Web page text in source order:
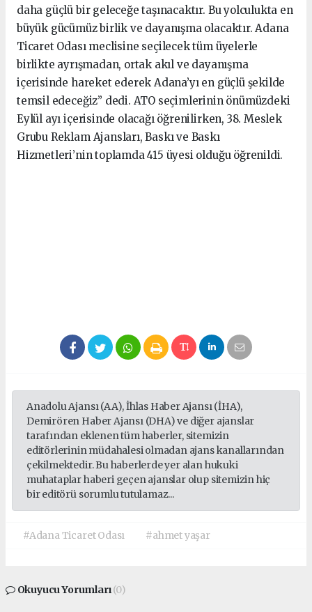
daha güçlü bir geleceğe taşınacaktır. Bu yolculukta en
büyük gücümüz birlik ve dayanışma olacaktır. Adana
Ticaret Odası meclisine seçilecek tüm üyelerle
birlikte ayrışmadan, ortak akıl ve dayanışma
içerisinde hareket ederek Adana’yı en güçlü şekilde
temsil edeceğiz” dedi. ATO seçimlerinin önümüzdeki
Eylül ayı içerisinde olacağı öğrenilirken, 38. Meslek
Grubu Reklam Ajansları, Baskı ve Baskı
Hizmetleri’nin toplamda 415 üyesi olduğu öğrenildi.
Anadolu Ajansı (AA), İhlas Haber Ajansı (İHA),
Demirören Haber Ajansı (DHA) ve diğer ajanslar
tarafından eklenen tüm haberler, sitemizin
editörlerinin müdahalesi olmadan ajans kanallarından
çekilmektedir. Bu haberlerde yer alan hukuki
muhataplar haberi geçen ajanslar olup sitemizin hiç
bir editörü sorumlu tutulamaz...
#Adana Ticaret Odası #ahmet yaşar
Okuyucu Yorumları(0)